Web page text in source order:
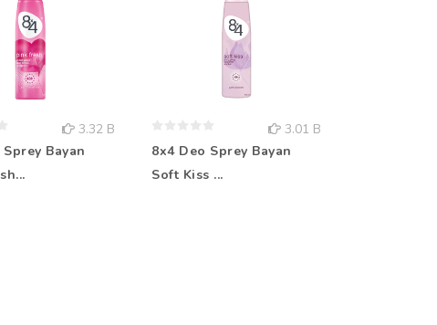
3.32 B
Bayan
3.01 B
8x4 Deo Sprey Bayan
Soft Kiss ...